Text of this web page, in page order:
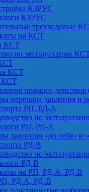
КЗРУС
КЗРУС
трехходовые
на КСТ
КСТ
по эксплуатации
КСТ
КСТ
прямого
перепада давления и
РП, РД-А
по
РП, РД-А
давления «до себя» и
РД-В
по
РД-В
на РП, РД-А, РД-В
РД-А, РД-В
пластинчатые